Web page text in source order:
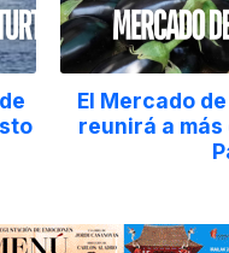
Las personas
en Aste
especiales y